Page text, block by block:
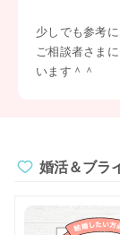
少しでも参考
ご相談者さま
います＾＾
婚活＆ブラ